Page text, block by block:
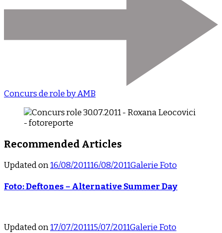
Concurs de role by AMB
Recommended Articles
Updated on16/08/201116/08/2011Galerie Foto
Foto: Deftones – Alternative Summer Day
Updated on17/07/201115/07/2011Galerie Foto